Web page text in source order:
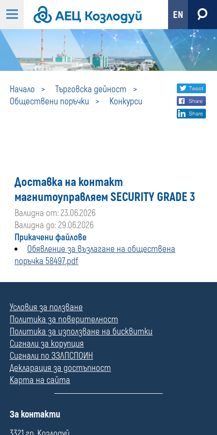
EN
Начало
Търговска дейност
Обществени поръчки
Конкурси
Конкурси
Share
social
Доставка на контакт
магнитоуправляем SECURITY GRADE 3
Валидна от: 23.06.2026
Валидна до: 29.06.2026
Прикачени файлове
Обявление за възлагане на обществена
поръчка 58497.pdf
Условия за ползване
Политика за поверителност
Политика за използване на бисквитки
Сигнали за корупция
Сигнали по ЗЗЛПСПОИН
Декларация за достъпност
Карта на сайта
П
л
За контакти